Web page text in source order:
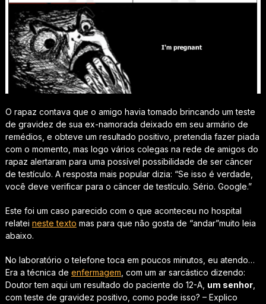
O rapaz contava que o amigo havia tomado brincando um teste
de gravidez de sua ex-namorada deixado em seu armário de
remédios, e obteve um resultado positivo, pretendia fazer piada
com o momento, mas logo vários colegas na rede de amigos do
rapaz alertaram para uma possível possibilidade de ser câncer
de testículo. A resposta mais popular dizia: “Se isso é verdade,
você deve verificar para o câncer de testículo. Sério. Google.”
Este foi um caso parecido com o que aconteceu no hospital
relatei neste texto mas para que não gosta de “andar”muito leia
abaixo.
No laboratório o telefone toca em poucos minutos, eu atendo…
Era a técnica de enfermagem , com um ar sarcástico dizendo:
Doutor tem aqui um resultado do paciente do 12-A, um senhor,
com teste de gravidez positivo, como pode isso? – Explico